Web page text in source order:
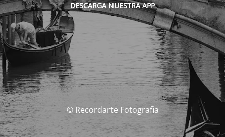
DESCARGA NUESTRA APP
© Recordarte Fotografia